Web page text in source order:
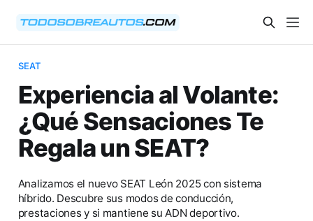
SEAT
Experiencia al Volante:
¿Qué Sensaciones Te
Regala un SEAT?
Analizamos el nuevo SEAT León 2025 con sistema
híbrido. Descubre sus modos de conducción,
prestaciones y si mantiene su ADN deportivo.